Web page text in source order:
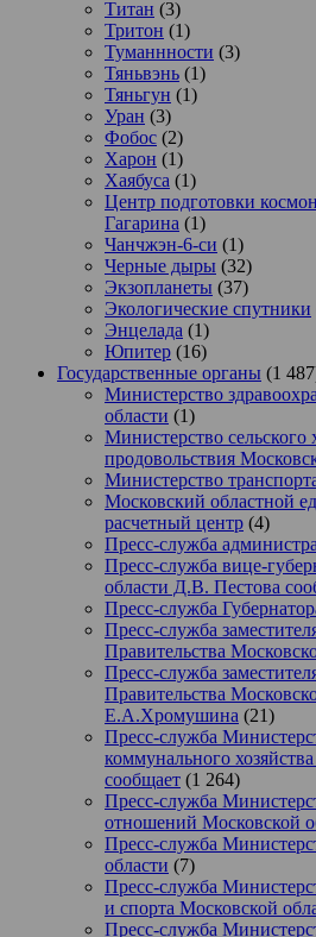
Титан (3)
Тритон (1)
Туманнности (3)
Тяньвэнь (1)
Тяньгун (1)
Уран (3)
Фобос (2)
Харон (1)
Хаябуса (1)
Центр подготовки
Гагарина (1)
Чанчжэн-6-си (1)
Черные дыры (32)
Экзопланеты (37)
Экологические спутники
Энцелада (1)
Юпитер (16)
Государственные органы (1
Министерство
области (1)
Министерство сельского
продовольствия
Министерство
Московский областной
расчетный центр (4)
Пресс-служба
Пресс-служба вице-
области Д.В. Пестова
Пресс-служба
Пресс-служба
Правительства
Пресс-служба
Правительства
Е.А.Хромушина (21)
Пресс-служба
коммунального
сообщает (1 264)
Пресс-служба
отношений Московской
Пресс-служба
области (7)
Пресс-служба
и спорта Московской
Пресс-служба